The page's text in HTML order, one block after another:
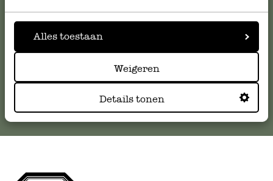
Alles toestaan
Weigeren
Details tonen
kundenservice@dille-kamille.de